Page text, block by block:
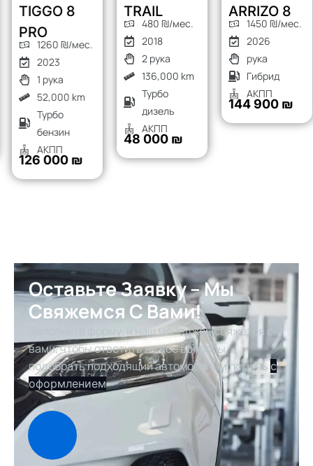
TIGGO 8
PRO
1260 ₪/мес.
2023
1 рука
52,000 km
Турбо
бензин
АКПП
126 000 ₪
TRAIL
480 ₪/мес.
2018
2 рука
136,000 km
Турбо
дизель
АКПП
48 000 ₪
ARRIZO 8
1450 ₪/мес.
2026
рука
Гибрид
АКПП
144 900 ₪
Оставьте Заявку – Мы
Свяжемся С Вами!
Заполните форму, и наш менеджер свяжется с
вами, чтобы ответить на все вопросы,
подобрать подходящий автомобиль и помочьс
оформлением